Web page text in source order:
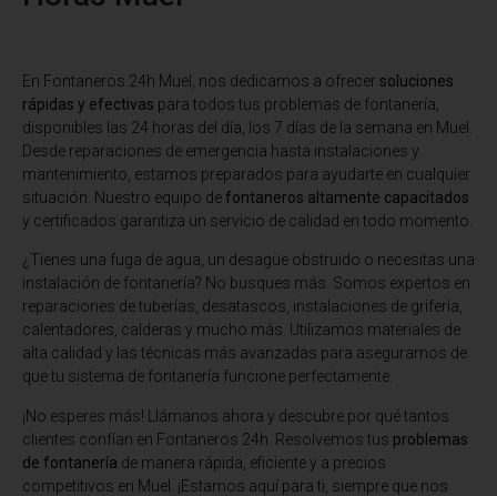
En Fontaneros 24h Muel , nos dedicamos a ofrecer soluciones
rápidas y efectivas para todos tus problemas de fontanería,
disponibles las 24 horas del día, los 7 días de la semana en Muel.
Desde reparaciones de emergencia hasta instalaciones y
mantenimiento, estamos preparados para ayudarte en cualquier
situación. Nuestro equipo de fontaneros altamente capacitados
y certificados garantiza un servicio de calidad en todo momento.
¿Tienes una fuga de agua, un desagüe obstruido o necesitas una
instalación de fontanería? No busques más. Somos expertos en
reparaciones de tuberías, desatascos, instalaciones de grifería,
calentadores, calderas y mucho más. Utilizamos materiales de
alta calidad y las técnicas más avanzadas para asegurarnos de
que tu sistema de fontanería funcione perfectamente.
¡No esperes más! Llámanos ahora y descubre por qué tantos
clientes confían en Fontaneros 24h. Resolvemos tus problemas
de fontanería de manera rápida, eficiente y a precios
competitivos en Muel. ¡Estamos aquí para ti, siempre que nos